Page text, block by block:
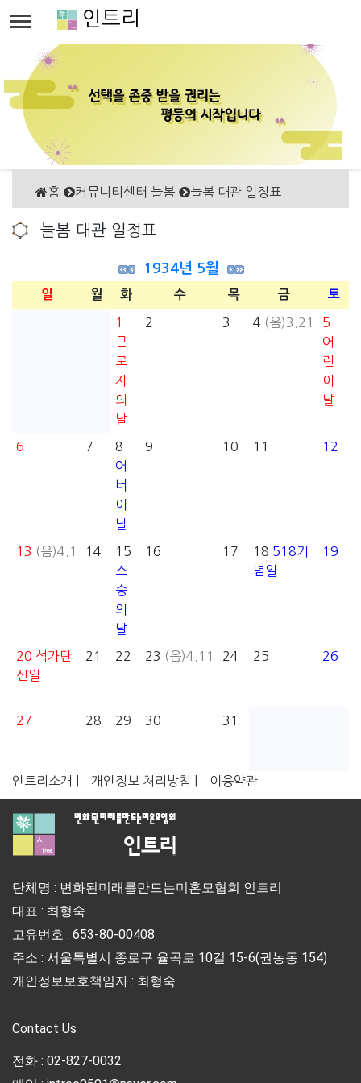
인트리
홈 커뮤니티센터 늘봄 늘봄 대관 일정표
늘봄 대관 일정표
1934년 5월
일 월 화 수 목 금 토
1
근
로
자
의
날
2 3 4 (음)3.21
5
어
린
이
날
6 7
8
어
버
이
날
9 10 11 12
13 (음)4.1 14
15
스
승
의
날
16 17 18 518기
념일
19
20 석가탄
신일
21 22 23 (음)4.11 24 25 26
27 28 29 30 31
인트리소개 | 개인정보 처리방침 | 이용약관
단체명 : 변화된미래를만드는미혼모협회 인트리
대표 : 최형숙
고유번호 : 653-80-00408
주소 : 서울특별시 종로구 율곡로 10길 15-6(권농동 154)
개인정보보호책임자 : 최형숙
Contact Us
전화 : 02-827-0032